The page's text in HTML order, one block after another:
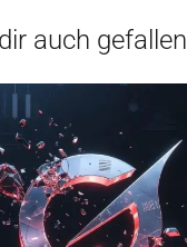
auch gefallen